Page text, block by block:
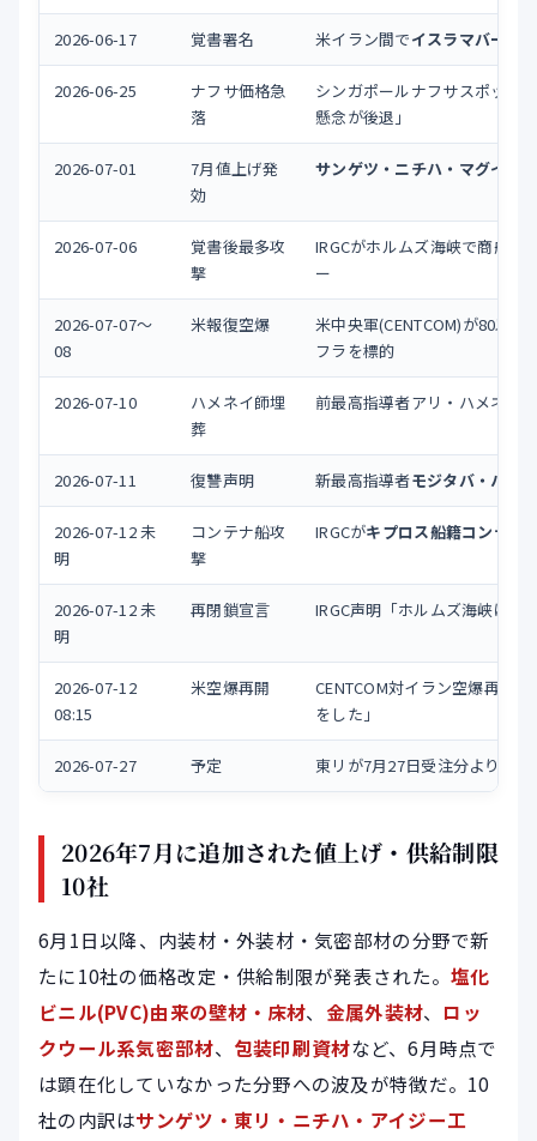
2026-06-17 覚書署名 米イラン間でイスラマバード
2026-06-25
ナフサ価格急
落
シンガポールナフサスポット
懸念が後退」
2026-07-01
7月値上げ発
効
サンゲツ・ニチハ・マグイゾ
2026-07-06
覚書後最多攻
撃
IRGCがホルムズ海峡で商船3
ー
2026-07-07〜
08
米報復空爆
米中央軍(CENTCOM)が80以
フラを標的
2026-07-10
ハメネイ師埋
葬
前最高指導者アリ・ハメネイ
2026-07-11 復讐声明 新最高指導者モジタバ・ハメ
2026-07-12 未
明
コンテナ船攻
撃
IRGCがキプロス船籍コンテナ
2026-07-12 未
明
再閉鎖宣言 IRGC声明「ホルムズ海峡は
2026-07-12
08:15
米空爆再開
CENTCOM対イラン空爆再開
をした」
2026-07-27 予定 東リが7月27日受注分よりビ
2026年7月に追加された値上げ・供給制限
10社
6月1日以降、内装材・外装材・気密部材の分野で新
たに10社の価格改定・供給制限が発表された。塩化
ビニル(PVC)由来の壁材・床材、 金属外装材、 ロッ
クウール系気密部材、 包装印刷資材など、6月時点で
は顕在化していなかった分野への波及が特徴だ。10
社の内訳はサンゲツ・東リ・ニチハ・アイジー工